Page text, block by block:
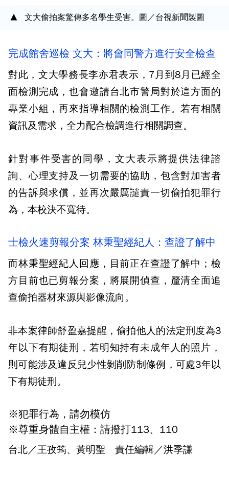
文大偷拍案驚傳多名學生受害。圖／台視新聞製圖
完成館舍巡檢 文大：將會同警方進行安全檢查
對此，文大學務長李亦君表示，7月到8月已經全
面檢測完成，也會邀請台北市警局對於這方面的
專業小組，再來指導相關的檢測工作。若有相關
資訊及需求，全力配合檢調進行相關調查。
針對事件受害的同學，文大表示將提供法律諮
詢、心理支持及一切需要的協助，包含對加害者
的告訴與求償，並再次嚴厲譴責一切偷拍犯罪行
為，本校決不寬待。
士檢火速剪報分案 林秉聖經紀人：查證了解中
而林秉聖經紀人回應，目前正在查證了解中；檢
方目前也已剪報分案，將展開偵查，釐清全面追
查偷拍器材來源與影像流向。
非本案律師舒盈嘉提醒，偷拍他人的法定刑度為3
年以下有期徒刑，若明知持有未成年人的照片，
則可能涉及違反兒少性剝削防制條例，可處3年以
下有期徒刑。
※犯罪行為，請勿模仿
※尊重身體自主權：請撥打113、110
台北／王孜筠、黃明聖 責任編輯／洪季謙